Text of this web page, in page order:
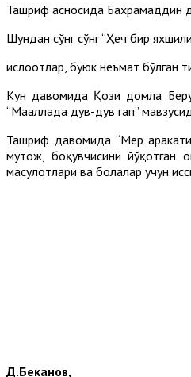
Ташриф асносида Бахрамаддин
Шундан сўнг сўнг “Ҳеч бир
ислоҳотлар, буюк неъмат бўлган
Кун давомида Қози домла
“Маҳаллада дув-дув гап”
Ташриф давомида “Меҳр
муҳтож, боқувчисини
маҳсулотлари ва болалар учун
Д.Беканов,